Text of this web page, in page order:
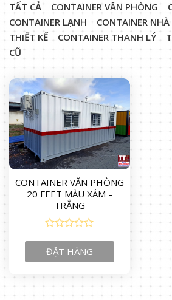
TẤT CẢ CONTAINER VĂN PHÒNG
CONTAINER LẠNH
CONTAINER
THIẾT KẾ
CONTAINER THANH LÝ
CŨ
CONTAINER VĂN PHÒNG
20 FEET MÀU XÁM –
TRẮNG
out
of
ĐẶT HÀNG